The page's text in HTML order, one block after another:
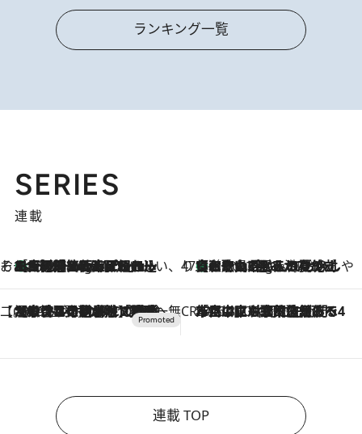
ランキング一覧
SERIES
連載
そおだよおこの関西おいしい、おやつ紀行1 Hour Ago
［大阪府箕面市］一皿一皿目の前で仕上げられる、料理を巧みに組み込んだアシェットデセールコース「ミチル アシェット デセール（Michiru assiette dessert）」 47都道府県の手みやげ ひんやりスイーツで夏を満喫
1 Hour Ago
【和歌山県】この夏絶対食べたい 冷やしておいしいおやつ3選 みかんがごろっと丸ごと入ったジュレ
【CREA×星野リゾート】唯一無二。癒しと発見が待つ場所へ
2026.8.7
【トンボの足水浴】ヒノキの香りに包まれて涼感マックス！約13℃の湧水かけ流しを避暑地「星野温泉 トンボの湯」で体験 CREA'S CHOICE
2026.8.7
「立川にも歌舞伎があるんだよ」 片岡仁左衛門・市川中車ら豪華座組みで4年目の立川立飛歌舞伎へ
連載 TOP